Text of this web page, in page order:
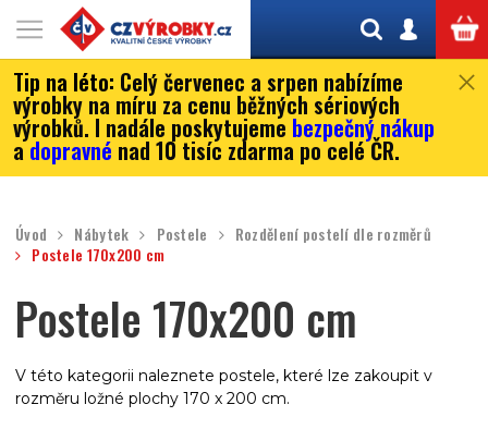
Tip na léto: Celý červenec a srpen nabízíme
výrobky na míru za cenu běžných sériových
výrobků. I nadále poskytujeme bezpečný nákup
adopravné nad 10 tisíc zdarma po celé ČR.
Úvod Nábytek Postele
Rozdělení postelí dle rozměrů
Postele 170x200 cm
Postele 170x200 cm
V této kategorii naleznete postele, které lze zakoupit v
rozměru ložné plochy 170 x 200 cm.